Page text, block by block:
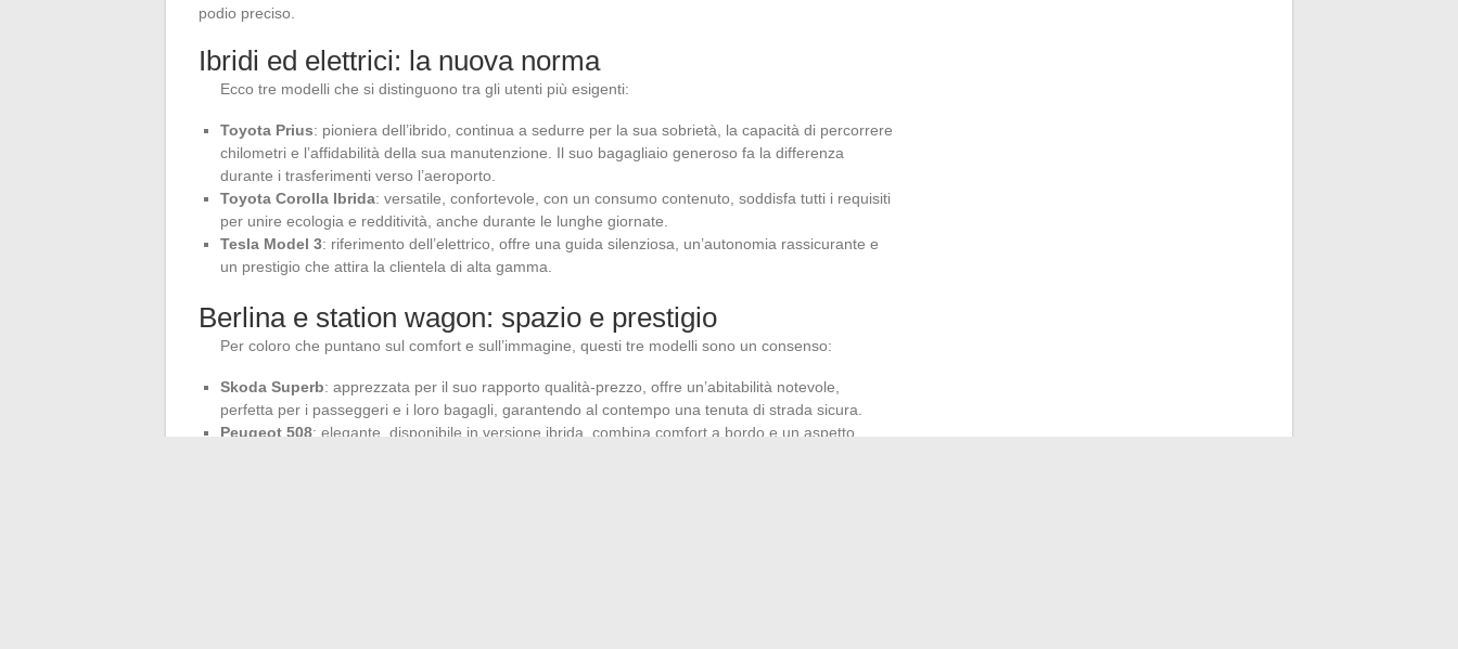
podio preciso.
Ibridi ed elettrici: la nuova norma
Ecco tre modelli che si distinguono tra gli utenti più esigenti:
Toyota Prius: pioniera dell’ibrido, continua a sedurre per la sua sobrietà, la capacità di percorrere
chilometri e l’affidabilità della sua manutenzione. Il suo bagagliaio generoso fa la differenza
durante i trasferimenti verso l’aeroporto.
Toyota Corolla Ibrida: versatile, confortevole, con un consumo contenuto, soddisfa tutti i requisiti
per unire ecologia e redditività, anche durante le lunghe giornate.
Tesla Model 3: riferimento dell’elettrico, offre una guida silenziosa, un’autonomia rassicurante e
un prestigio che attira la clientela di alta gamma.
Berlina e station wagon: spazio e prestigio
Per coloro che puntano sul comfort e sull’immagine, questi tre modelli sono un consenso:
Skoda Superb: apprezzata per il suo rapporto qualità-prezzo, offre un’abitabilità notevole,
perfetta per i passeggeri e i loro bagagli, garantendo al contempo una tenuta di strada sicura.
Peugeot 508: elegante, disponibile in versione ibrida, combina comfort a bordo e un aspetto